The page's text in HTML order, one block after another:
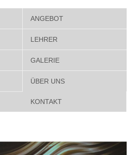
ANGEBOT
LEHRER
GALERIE
ÜBER UNS
KONTAKT